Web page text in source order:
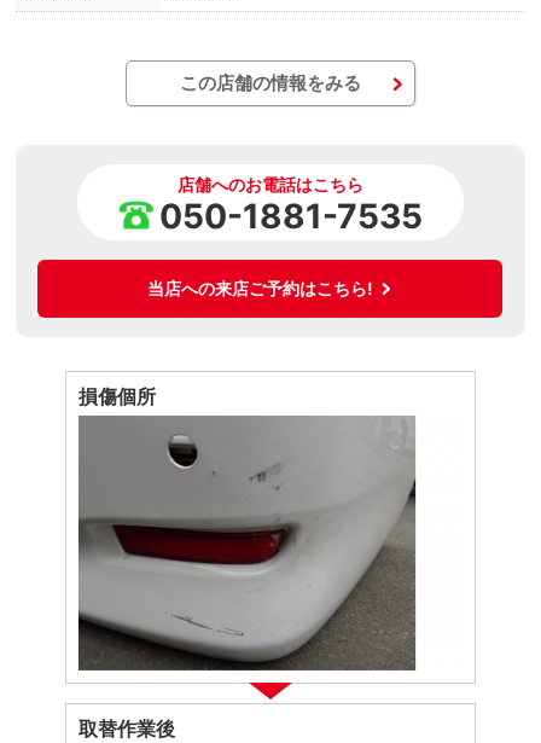
この店舗の情報をみる
店舗へのお電話はこちら
050-1881-7535
当店への来店ご予約はこちら!
損傷個所
取替作業後